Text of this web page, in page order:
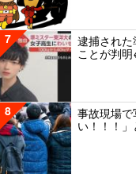
7
逮捕され
ことが判
8
事故現場
い！！！」